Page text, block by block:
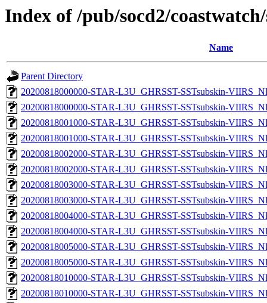
Index of /pub/socd2/
Name
Parent Directory
20200818000000-STAR-L3U_GHRSST-SSTsubskin-
20200818000000-STAR-L3U_GHRSST-SSTsubskin-
20200818001000-STAR-L3U_GHRSST-SSTsubskin-
20200818001000-STAR-L3U_GHRSST-SSTsubskin-
20200818002000-STAR-L3U_GHRSST-SSTsubskin-
20200818002000-STAR-L3U_GHRSST-SSTsubskin-
20200818003000-STAR-L3U_GHRSST-SSTsubskin-
20200818003000-STAR-L3U_GHRSST-SSTsubskin-
20200818004000-STAR-L3U_GHRSST-SSTsubskin-
20200818004000-STAR-L3U_GHRSST-SSTsubskin-
20200818005000-STAR-L3U_GHRSST-SSTsubskin-
20200818005000-STAR-L3U_GHRSST-SSTsubskin-
20200818010000-STAR-L3U_GHRSST-SSTsubskin-
20200818010000-STAR-L3U_GHRSST-SSTsubskin-